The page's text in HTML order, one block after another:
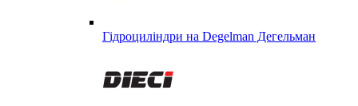
Гідроциліндри на Degelman Дегельман